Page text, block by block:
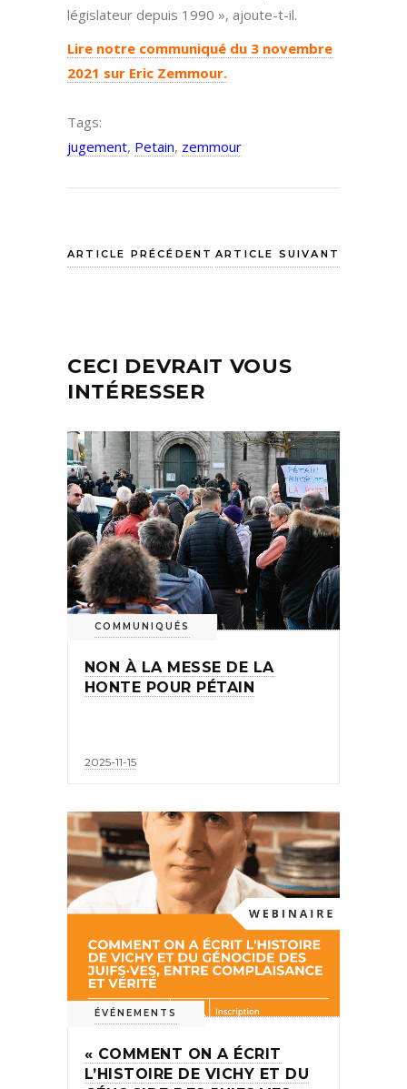
législateur depuis 1990 », ajoute-t-il.
Lire notre communiqué du 3 novembre
2021 sur Eric Zemmour.
Tags:
jugement, Petain, zemmour
ARTICLE PRÉCÉDENT ARTICLE SUIVANT
CECI DEVRAIT VOUS
INTÉRESSER
COMMUNIQUÉS
NON À LA MESSE DE LA
HONTE POUR PÉTAIN
2025-11-15
ÉVÉNEMENTS
« COMMENT ON A ÉCRIT
L’HISTOIRE DE VICHY ET DU